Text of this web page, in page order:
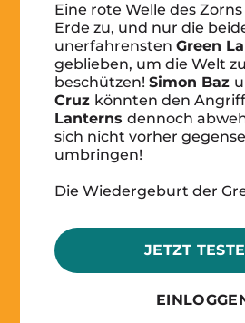
Eine rote Welle des
Erde zu, und nur die
unerfahrensten Green
geblieben, um die Welt zu
beschützen! Simon Baz
Cruz könnten den
Lanterns dennoch
sich nicht vorher
umbringen!
Die Wiedergeburt der
JETZT